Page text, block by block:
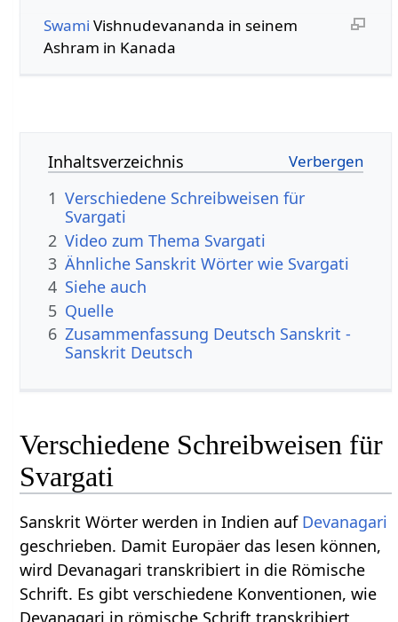
Swami Vishnudevananda in seinem
Ashram in Kanada
Inhaltsverzeichnis
1 Verschiedene Schreibweisen für
Svargati
2 Video zum Thema Svargati
3 Ähnliche Sanskrit Wörter wie Svargati
4 Siehe auch
5 Quelle
6 Zusammenfassung Deutsch Sanskrit -
Sanskrit Deutsch
Verschiedene Schreibweisen für
Svargati
Sanskrit Wörter werden in Indien auf Devanagari
geschrieben. Damit Europäer das lesen können,
wird Devanagari transkribiert in die Römische
Schrift. Es gibt verschiedene Konventionen, wie
Devanagari in römische Schrift transkribiert